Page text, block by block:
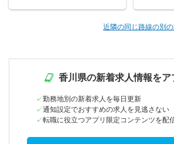
近隣の同じ路線の別
香川県の新着求人情報をア
勤務地別の新着求人を毎日更新
通知設定でおすすめの求人を見逃さない
転職に役立つアプリ限定コンテンツを配